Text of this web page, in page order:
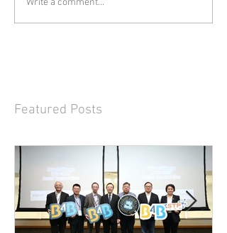
Write a comment...
Featured Posts